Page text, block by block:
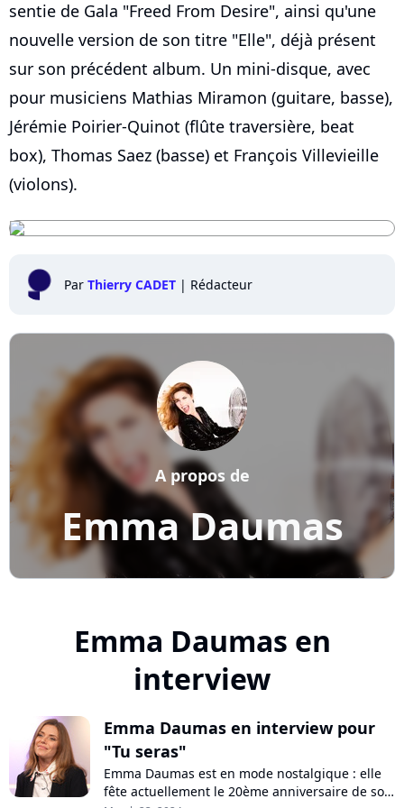
sentie de Gala "Freed From Desire", ainsi qu'une
nouvelle version de son titre "Elle", déjà présent
sur son précédent album. Un mini-disque, avec
pour musiciens Mathias Miramon (guitare, basse),
Jérémie Poirier-Quinot (flûte traversière, beat
box), Thomas Saez (basse) et François Villevieille
(violons).
Par Thierry CADET | Rédacteur
Emma Daumas
A propos de
Emma Daumas en
interview
Emma Daumas en interview pour
"Tu seras"
Emma Daumas est en mode nostalgique : elle
fête actuellement le 20ème anniversaire de son